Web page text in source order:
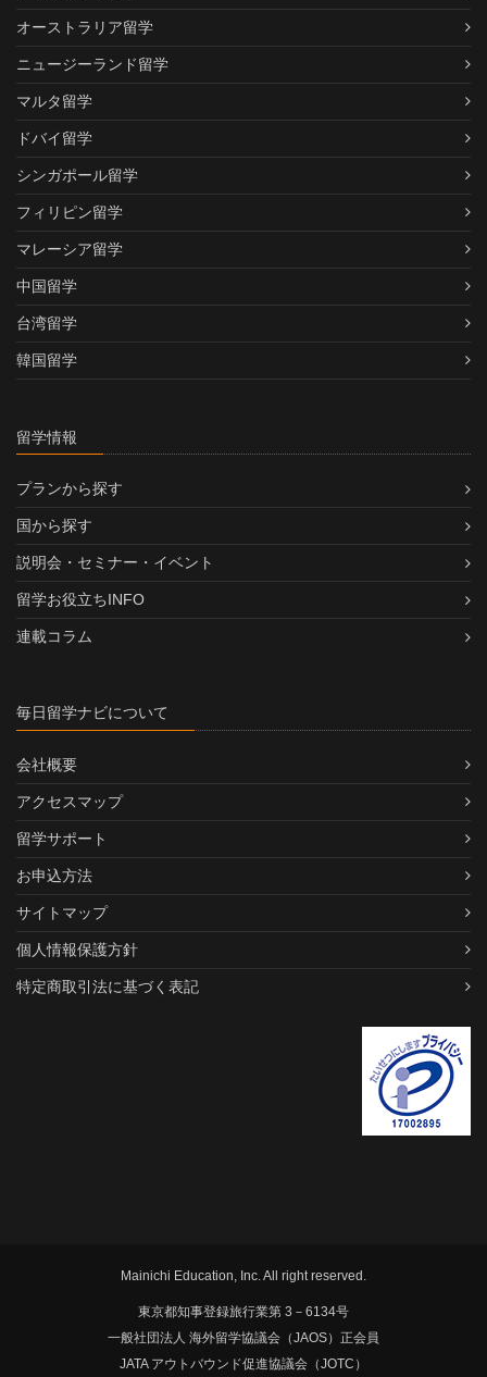
オーストラリア留学
ニュージーランド留学
マルタ留学
ドバイ留学
シンガポール留学
フィリピン留学
マレーシア留学
中国留学
台湾留学
韓国留学
留学情報
プランから探す
国から探す
説明会・セミナー・イベント
留学お役立ちINFO
連載コラム
毎日留学ナビについて
会社概要
アクセスマップ
留学サポート
お申込方法
サイトマップ
個人情報保護方針
特定商取引法に基づく表記
Mainichi Education, Inc. All right reserved.
東京都知事登録旅行業第 3－6134号
一般社団法人 海外留学協議会（JAOS）正会員
JATA アウトバウンド促進協議会（JOTC）